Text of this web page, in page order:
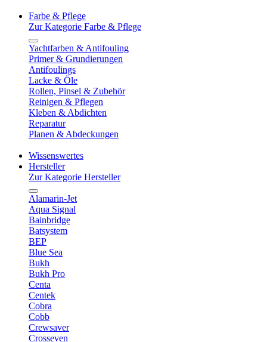
Farbe & Pflege
Zur Kategorie Farbe & Pflege
Yachtfarben & Antifouling
Primer & Grundierungen
Antifoulings
Lacke & Öle
Rollen, Pinsel & Zubehör
Reinigen & Pflegen
Kleben & Abdichten
Reparatur
Planen & Abdeckungen
Wissenswertes
Hersteller
Zur Kategorie Hersteller
Alamarin-Jet
Aqua Signal
Bainbridge
Batsystem
BEP
Blue Sea
Bukh
Bukh Pro
Centa
Centek
Cobra
Cobb
Crewsaver
Crosseven